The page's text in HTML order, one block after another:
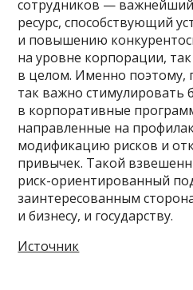
сотрудников — важнейший
ресурс, способствующий
и повышению
на уровне корпорации,
в целом. Именно поэтому,
так важно стимулировать
в корпоративные
направленные на
модификацию рисков и
привычек. Такой
риск-ориентированный
заинтересованным
и бизнесу, и государству.
Источник